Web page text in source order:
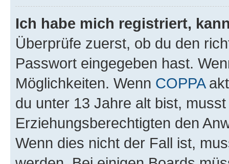
Ich habe mich registriert,
Überprüfe zuerst, ob du den
Passwort eingegeben hast.
Möglichkeiten. Wenn COPPA
du unter 13 Jahre alt bist,
Erziehungsberechtigten den
Wenn dies nicht der Fall ist,